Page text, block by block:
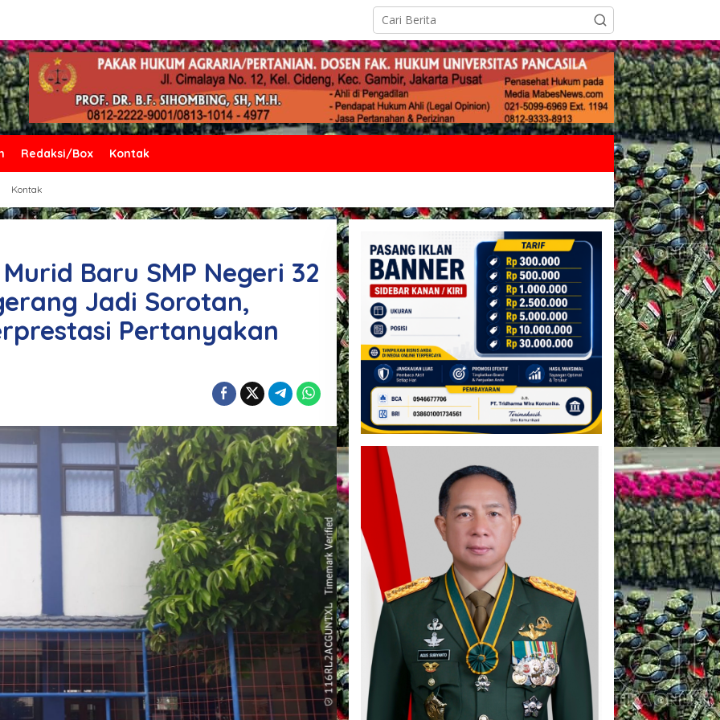
Redaksi/Box Kontak
Kontak
Baru SMP Negeri 32
Jadi Sorotan,
Pertanyakan